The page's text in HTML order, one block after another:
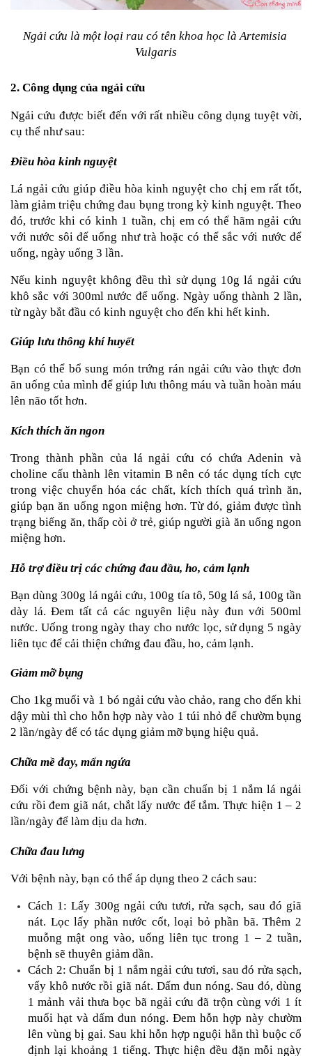
Ngải cứu là một loại rau có tên khoa học là Artemisia
Vulgaris
2. Công dụng của ngải cứu
Ngải cứu được biết đến với rất nhiều công dụng tuyệt vời,
cụ thể như sau:
Điều hòa kinh nguyệt
Lá ngải cứu giúp điều hòa kinh nguyệt cho chị em rất tốt,
làm giảm triệu chứng đau bụng trong kỳ kinh nguyệt. Theo
đó, trước khi có kinh 1 tuần, chị em có thể hãm ngải cứu
với nước sôi để uống như trà hoặc có thể sắc với nước để
uống, ngày uống 3 lần.
Nếu kinh nguyệt không đều thì sử dụng 10g lá ngải cứu
khô sắc với 300ml nước để uống. Ngày uống thành 2 lần,
từ ngày bắt đầu có kinh nguyệt cho đến khi hết kinh.
Giúp lưu thông khí huyết
Bạn có thể bổ sung món trứng rán ngải cứu vào thực đơn
ăn uống của mình để giúp lưu thông máu và tuần hoàn máu
lên não tốt hơn.
Kích thích ăn ngon
Trong thành phần của lá ngải cứu có chứa Adenin và
choline cấu thành lên vitamin B nên có tác dụng tích cực
trong việc chuyển hóa các chất, kích thích quá trình ăn,
giúp bạn ăn uống ngon miệng hơn. Từ đó, giảm được tình
trạng biếng ăn, thấp còi ở trẻ, giúp người già ăn uống ngon
miệng hơn.
Hỗ trợ điều trị các chứng đau đầu, ho, cảm lạnh
Bạn dùng 300g lá ngải cứu, 100g tía tô, 50g lá sả, 100g tần
dày lá. Đem tất cả các nguyên liệu này đun với 500ml
nước. Uống trong ngày thay cho nước lọc, sử dụng 5 ngày
liên tục để cải thiện chứng đau đầu, ho, cảm lạnh.
Giảm mỡ bụng
Cho 1kg muối và 1 bó ngải cứu vào chảo, rang cho đến khi
dậy mùi thì cho hỗn hợp này vào 1 túi nhỏ để chườm bụng
2 lần/ngày để có tác dụng giảm mỡ bụng hiệu quả.
Chữa mề đay, mẩn ngứa
Đối với chứng bệnh này, bạn cần chuẩn bị 1 nắm lá ngải
cứu rồi đem giã nát, chắt lấy nước để tắm. Thực hiện 1 – 2
lần/ngày để làm dịu da hơn.
Chữa đau lưng
Với bệnh này, bạn có thể áp dụng theo 2 cách sau:
Cách 1: Lấy 300g ngải cứu tươi, rửa sạch, sau đó giã
nát. Lọc lấy phần nước cốt, loại bỏ phần bã. Thêm 2
muỗng mật ong vào, uống liên tục trong 1 – 2 tuần,
bệnh sẽ thuyên giảm dần.
Cách 2: Chuẩn bị 1 nắm ngải cứu tươi, sau đó rửa sạch,
vẩy khô nước rồi giã nát. Dấm đun nóng. Sau đó, dùng
1 mảnh vải thưa bọc bã ngải cứu đã trộn cùng với 1 ít
muối hạt và dấm đun nóng. Đem hỗn hợp này chườm
lên vùng bị gai. Sau khi hỗn hợp nguội hẳn thì buộc cố
định lại khoảng 1 tiếng. Thực hiện đều đặn mỗi ngày